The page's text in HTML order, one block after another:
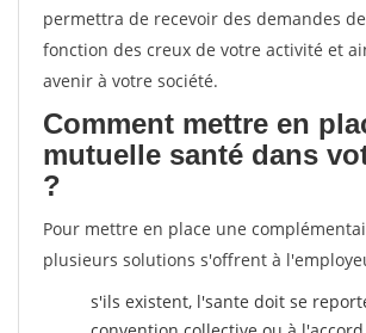
permettra de recevoir des demandes
fonction des creux de votre activité et
avenir à votre société.
Comment mettre en
mutuelle santé dans
?
Pour mettre en place une
plusieurs solutions s'offrent à
s'ils existent, l'sante doit se